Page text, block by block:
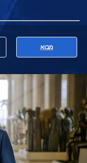
מבוא